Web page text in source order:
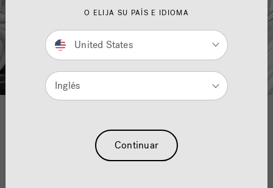
Jacuzzi® Round Vessel Sink
With Vessel Filler Faucet
O ELIJA SU PAÍS E IDIOMA
United States
Inglés
Continuar